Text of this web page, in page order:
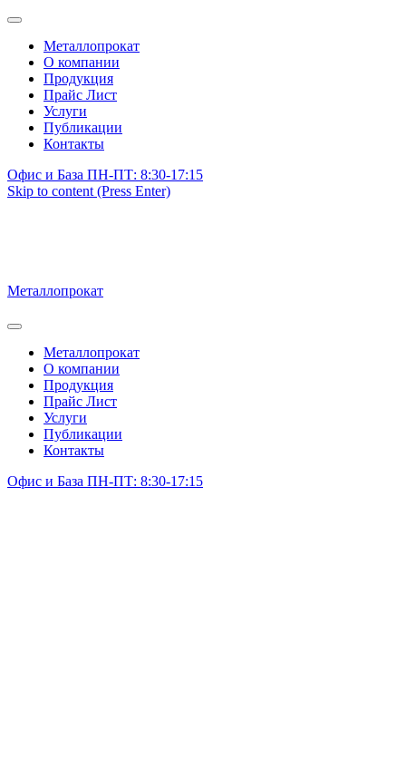
Металлопрокат
О компании
Продукция
Прайс Лист
Услуги
Публикации
Контакты
Офис и База ПН-ПТ: 8:30-17:15
Skip to content (Press Enter)
Металлопрокат
Металлопрокат
О компании
Продукция
Прайс Лист
Услуги
Публикации
Контакты
Офис и База ПН-ПТ: 8:30-17:15